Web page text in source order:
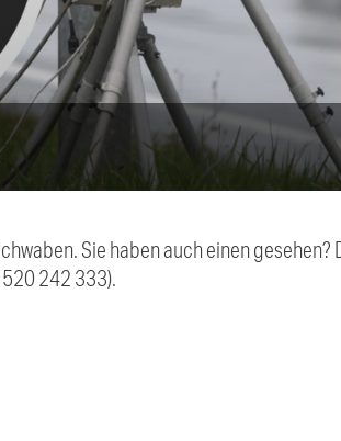
Sie haben auch einen gesehen?
242 333).